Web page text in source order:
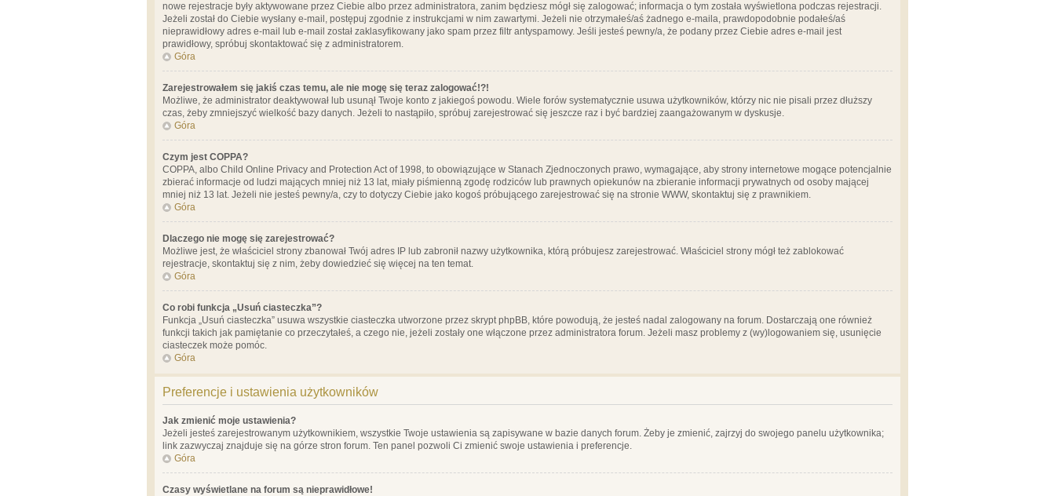
nowe rejestracje były aktywowane przez Ciebie albo przez administratora, zanim będziesz mógł się zalogować; informacja o tym została wyświetlona podczas rejestracji.
Jeżeli został do Ciebie wysłany e-mail, postępuj zgodnie z instrukcjami w nim zawartymi. Jeżeli nie otrzymałeś/aś żadnego e-maila, prawdopodobnie podałeś/aś
nieprawidłowy adres e-mail lub e-mail został zaklasyfikowany jako spam przez filtr antyspamowy. Jeśli jesteś pewny/a, że podany przez Ciebie adres e-mail jest
prawidłowy, spróbuj skontaktować się z administratorem.
Góra
Zarejestrowałem się jakiś czas temu, ale nie mogę się teraz zalogować!?!
Możliwe, że administrator deaktywował lub usunął Twoje konto z jakiegoś powodu. Wiele forów systematycznie usuwa użytkowników, którzy nic nie pisali przez dłuższy
czas, żeby zmniejszyć wielkość bazy danych. Jeżeli to nastąpiło, spróbuj zarejestrować się jeszcze raz i być bardziej zaangażowanym w dyskusje.
Góra
Czym jest COPPA?
COPPA, albo Child Online Privacy and Protection Act of 1998, to obowiązujące w Stanach Zjednoczonych prawo, wymagające, aby strony internetowe mogące potencjalnie
zbierać informacje od ludzi mających mniej niż 13 lat, miały piśmienną zgodę rodziców lub prawnych opiekunów na zbieranie informacji prywatnych od osoby mającej
mniej niż 13 lat. Jeżeli nie jesteś pewny/a, czy to dotyczy Ciebie jako kogoś próbującego zarejestrować się na stronie WWW, skontaktuj się z prawnikiem.
Góra
Dlaczego nie mogę się zarejestrować?
Możliwe jest, że właściciel strony zbanował Twój adres IP lub zabronił nazwy użytkownika, którą próbujesz zarejestrować. Właściciel strony mógł też zablokować
rejestracje, skontaktuj się z nim, żeby dowiedzieć się więcej na ten temat.
Góra
Co robi funkcja „Usuń ciasteczka”?
Funkcja „Usuń ciasteczka” usuwa wszystkie ciasteczka utworzone przez skrypt phpBB, które powodują, że jesteś nadal zalogowany na forum. Dostarczają one również
funkcji takich jak pamiętanie co przeczytałeś, a czego nie, jeżeli zostały one włączone przez administratora forum. Jeżeli masz problemy z (wy)logowaniem się, usunięcie
ciasteczek może pomóc.
Góra
Preferencje i ustawienia użytkowników
Jak zmienić moje ustawienia?
Jeżeli jesteś zarejestrowanym użytkownikiem, wszystkie Twoje ustawienia są zapisywane w bazie danych forum. Żeby je zmienić, zajrzyj do swojego panelu użytkownika;
link zazwyczaj znajduje się na górze stron forum. Ten panel pozwoli Ci zmienić swoje ustawienia i preferencje.
Góra
Czasy wyświetlane na forum są nieprawidłowe!